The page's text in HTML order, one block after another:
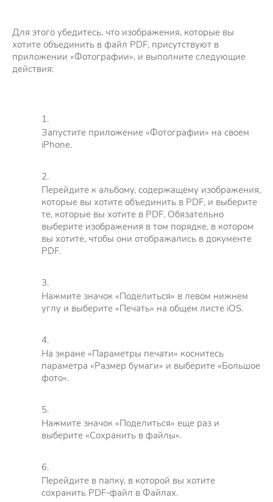
Для этого убедитесь, что изображения, которые вы
хотите объединить в файл PDF, присутствуют в
приложении «Фотографии», и выполните следующие
действия:
Запустите приложение «Фотографии» на своем
iPhone.
Перейдите к альбому, содержащему изображения,
которые вы хотите объединить в PDF, и выберите
те, которые вы хотите в PDF. Обязательно
выберите изображения в том порядке, в котором
вы хотите, чтобы они отображались в документе
PDF.
Нажмите значок «Поделиться» в левом нижнем
углу и выберите «Печать» на общем листе iOS.
На экране «Параметры печати» коснитесь
параметра «Размер бумаги» и выберите «Большое
фото».
Нажмите значок «Поделиться» еще раз и
выберите «Сохранить в файлы».
Перейдите в папку, в которой вы хотите
сохранить PDF-файл в Файлах.